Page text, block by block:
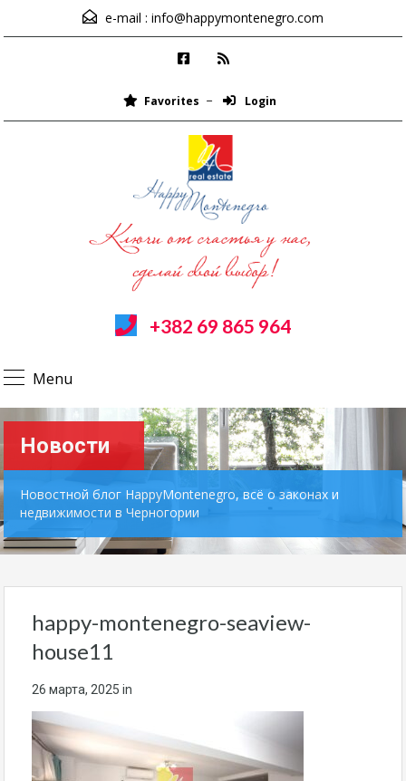
e-mail : info@happymontenegro.com
Favorites Login
+382 69 865 964
Menu
Новости
Новостной блог HappyMontenegro, всё о законах и
недвижимости в Черногории
happy-montenegro-seaview-
house11
26 марта, 2025 in